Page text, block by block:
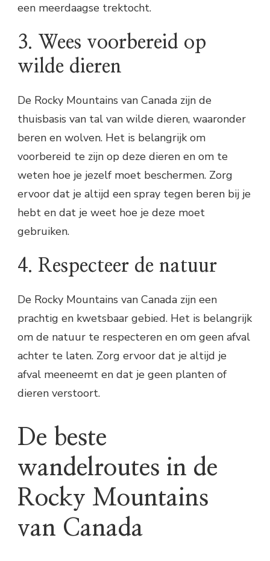
een meerdaagse trektocht.
3. Wees voorbereid op
wilde dieren
De Rocky Mountains van Canada zijn de
thuisbasis van tal van wilde dieren, waaronder
beren en wolven. Het is belangrijk om
voorbereid te zijn op deze dieren en om te
weten hoe je jezelf moet beschermen. Zorg
ervoor dat je altijd een spray tegen beren bij je
hebt en dat je weet hoe je deze moet
gebruiken.
4. Respecteer de natuur
De Rocky Mountains van Canada zijn een
prachtig en kwetsbaar gebied. Het is belangrijk
om de natuur te respecteren en om geen afval
achter te laten. Zorg ervoor dat je altijd je
afval meeneemt en dat je geen planten of
dieren verstoort.
De beste
wandelroutes in de
Rocky Mountains
van Canada